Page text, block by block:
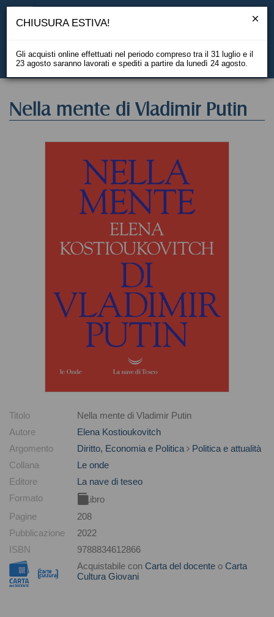
EN
Nella mente di Vladimir Putin
Titolo
Nella mente di Vladimir Putin
Autore
Elena Kostioukovitch
Argomento
Diritto, Economia e Politica
Politica e attualità
Collana
Le onde
Editore
La nave di teseo
Formato
Libro
Pagine
208
Pubblicazione
2022
ISBN
9788834612866
Acquistabile con Carta del docente o Carta
Cultura Giovani
CHIUSURA ESTIVA!
Gli acquisti online effettuati nel periodo compreso tra il 31 luglio e il
23 agosto saranno lavorati e spediti a partire da lunedì 24 agosto.